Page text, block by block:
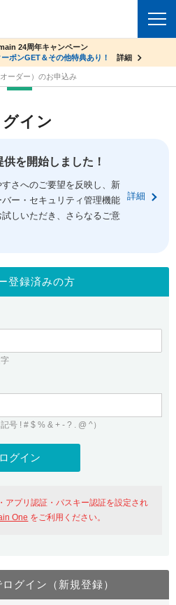
facebook
ログイン
メインをご利用希望の方
にログイン
ーバーを含む最新の機能を使う方
Oneにログイン
ザー登録
ーV2ビジネス応援キャンペーン
金1年間無料
詳細
24周年キャンペーン
ーポンGET＆その他特典あり！ 詳細
ーダー）のお申込み
グイン
を開始しました！
さへのご要望を反映し、新
ー・セキュリティ管理機能
しいただき、さらなるご意
詳細
登録済みの方
! # $ % & + - ? . @ ^）
アプリ認証・パスキー認証を設定され
One をご利用ください。
グイン（新規登録）